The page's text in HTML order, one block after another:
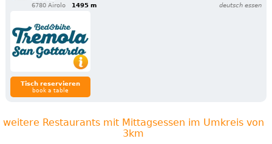
6780 Airolo 1495 m deutsch essen
Tisch reservieren
book a table
weitere Restaurants mit Mittagsessen im Umkreis von
3km